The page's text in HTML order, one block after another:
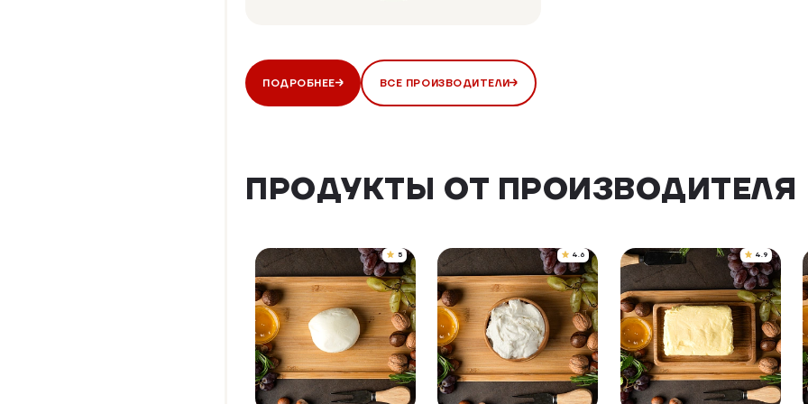
ПОДРОБНЕЕ ВСЕ ПРОИЗВОДИТЕЛИ
ПРОДУКТЫ ОТ ПРОИЗВОДИТЕЛЯ
5 4.6 4.9